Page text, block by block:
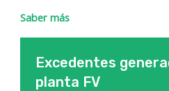
Saber más
Excedentes
planta FV